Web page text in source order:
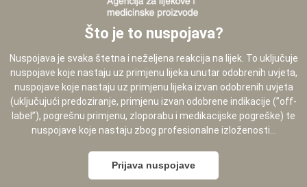
Što je to nuspojava?
Nuspojava je svaka štetna i neželjena reakcija na lijek. To uključuje
nuspojave koje nastaju uz primjenu lijeka unutar odobrenih uvjeta,
nuspojave koje nastaju uz primjenu lijeka izvan odobrenih uvjeta
(uključujući predoziranje, primjenu izvan odobrene indikacije (”off-
label”), pogrešnu primjenu, zloporabu i medikacijske pogreške) te
nuspojave koje nastaju zbog profesionalne izloženosti...
Prijava nuspojave